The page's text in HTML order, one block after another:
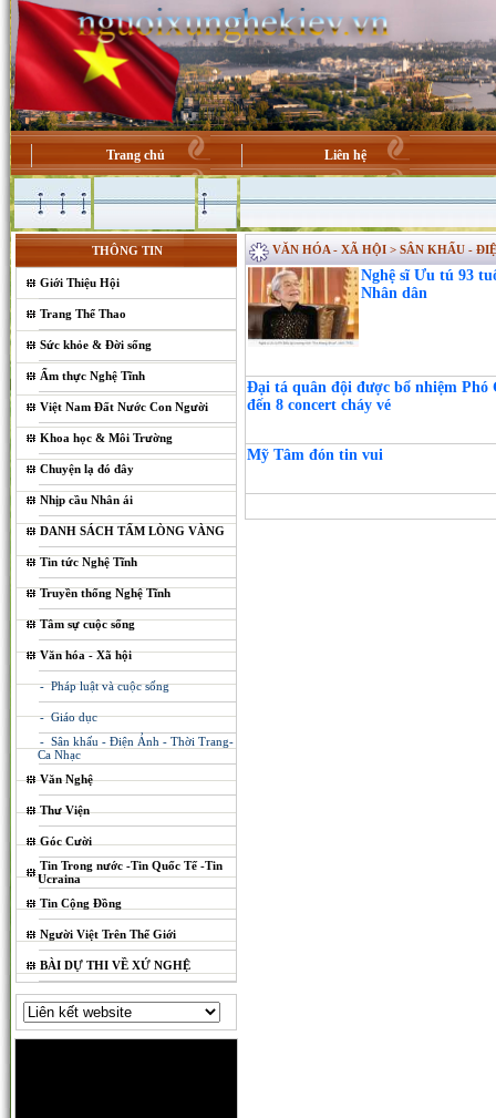
Trang chủ Liên hệ
THÔNG TIN
Giới Thiệu Hội
Trang Thể Thao
Sức khỏe & Đời sống
Ẩm thực Nghệ Tĩnh
Việt Nam Đất Nước Con Người
Khoa học & Môi Trường
Chuyện lạ đó đây
Nhịp cầu Nhân ái
DANH SÁCH TẤM LÒNG VÀNG
Tin tức Nghệ Tĩnh
Truyền thống Nghệ Tĩnh
Tâm sự cuộc sống
Văn hóa - Xã hội
- Pháp luật và cuộc sống
- Giáo dục
- Sân khấu - Điện Ảnh - Thời Trang-
Ca Nhạc
Văn Nghệ
Thư Viện
Góc Cười
Tin Trong nước -Tin Quốc Tế -Tin
Ucraina
Tin Cộng Đồng
Người Việt Trên Thế Giới
BÀI DỰ THI VỀ XỨ NGHỆ
VĂN HÓA - XÃ HỘI > SÂN KHẤU -
Nghệ sĩ Ưu tú 93
Nhân dân
Đại tá quân đội được bổ nhiệm Phó
đến 8 concert cháy vé
Mỹ Tâm đón tin vui